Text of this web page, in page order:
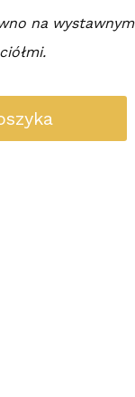
na wystawnym